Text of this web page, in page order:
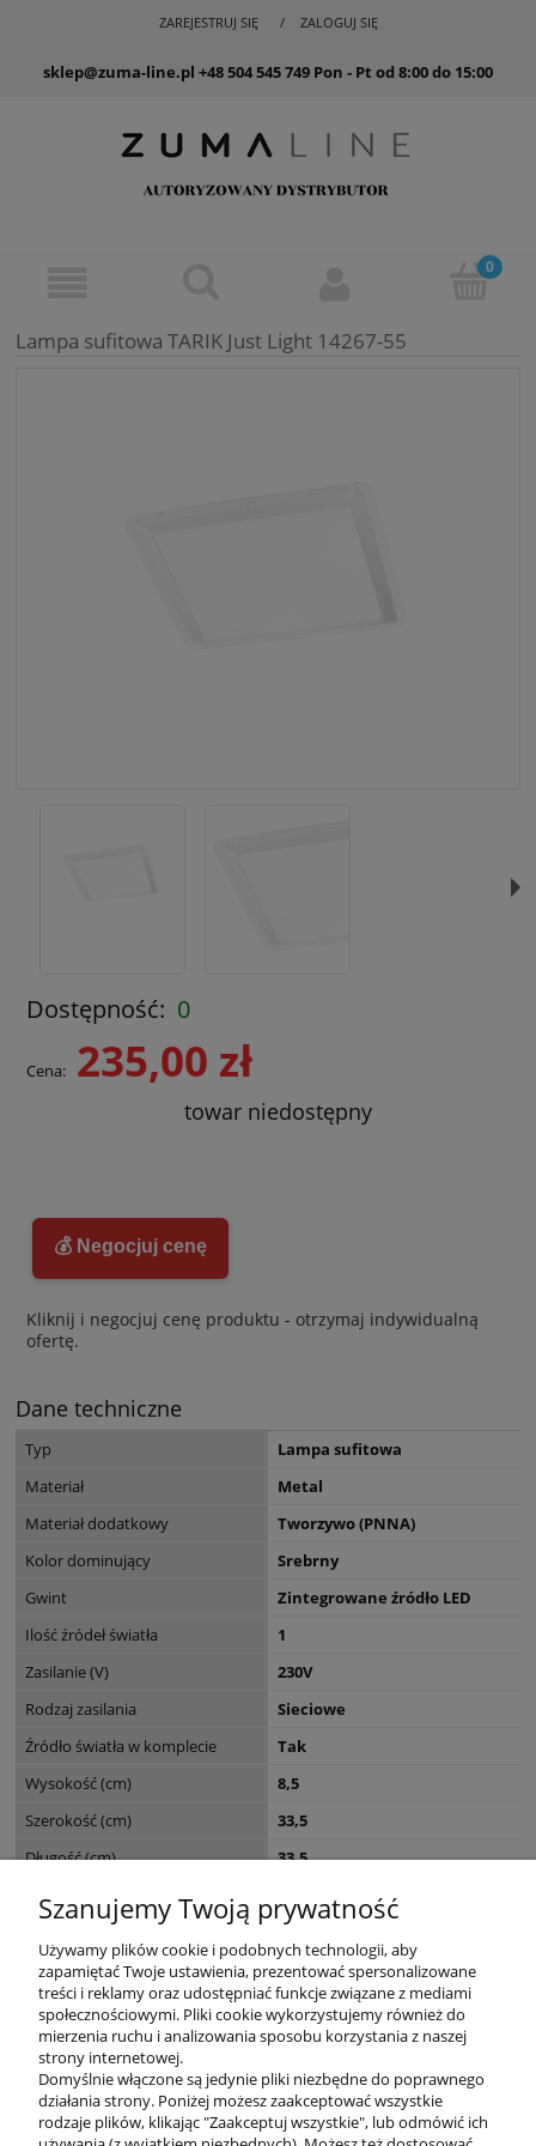
ZAREJESTRUJ SIĘ ZALOGUJ SIĘ
sklep@zuma-line.pl +48 504 545 749 Pon - Pt od 8:00 do 15:00
Lampa sufitowa TARIK Just Light 14267-55
Dostępność: 0
Cena: 235,00 zł
towar niedostępny
💰 Negocjuj cenę
Kliknij i negocjuj cenę produktu - otrzymaj indywidualną
ofertę.
Dane techniczne
Typ
Lampa sufitowa
Materiał
Metal
Materiał dodatkowy
Tworzywo (PNNA)
Kolor dominujący
Srebrny
Gwint
Zintegrowane źródło LED
Ilość źródeł światła
1
Zasilanie (V)
230V
Rodzaj zasilania
Sieciowe
Źródło światła w komplecie
Tak
Wysokość (cm)
8,5
Szerokość (cm)
33,5
Długość (cm)
33,5
Seria
Wymiary opakowania (cm)
46,5 x 36,5 x 39,3
KONTAKT
DODATKOWE
Szanujemy Twoją prywatność
Używamy plików cookie i podobnych technologii, aby
zapamiętać Twoje ustawienia, prezentować spersonalizowane
treści i reklamy oraz udostępniać funkcje związane z mediami
społecznościowymi. Pliki cookie wykorzystujemy również do
mierzenia ruchu i analizowania sposobu korzystania z naszej
strony internetowej.
Domyślnie włączone są jedynie pliki niezbędne do poprawnego
działania strony. Poniżej możesz zaakceptować wszystkie
rodzaje plików, klikając "Zaakceptuj wszystkie", lub odmówić ich